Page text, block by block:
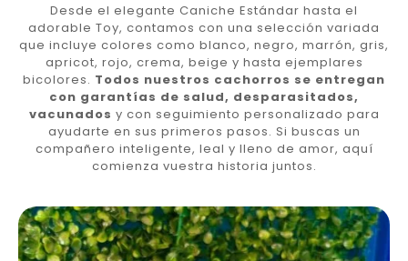
Desde el elegante Caniche Estándar hasta el
adorable Toy, contamos con una selección variada
que incluye colores como blanco, negro, marrón, gris,
apricot, rojo, crema, beige y hasta ejemplares
bicolores. Todos nuestros cachorros se entregan
con garantías de salud, desparasitados,
vacunados y con seguimiento personalizado para
ayudarte en sus primeros pasos. Si buscas un
compañero inteligente, leal y lleno de amor, aquí
comienza vuestra historia juntos.